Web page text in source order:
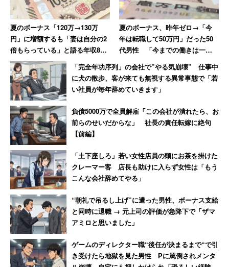
一見すると学習系動画アプリは万能なようですが、あまり
向いていない子どももいます。
多くの子どもを見てきた経験上、「学習系動画アプリで
『ちゃんと勉強ができる』子どもは、感覚的に偏差値55以
上だ」と考えてます。もちろん偏差値55で明確には分けら
れませんが、この偏差値近辺からどうしても「理解力」か
「集中力」のどちらかで限界があるように感じます。
学習系動画は分かりやすく説明してくれますが、「受動的
に聞くのではなく、頭を使って理解しにいく姿勢」が必要
です。停止や繰り返しができると言っても「理解するには
一定の力」が欠かせません。
また、60分から90分の動画を見てノートにまとめ、問題
を解くことに、相当に集中力を要します。目の前に人がい
ると、人間は「見られている」「何か言われる・思われ
る」と程よい緊張感があり、集中力が続きやすいですが、
夏のボーナス「120万→130万
円」に増額するも「妻は自分の2
倍もらっている」と語る年収850
万円の30代男性
夏のボーナス、昨年ゼロ→「今
年は転職して50万円」だった50
代男性 「今までの働きは一体
何だったんだ…」という人も
「完全年功序列」の会社で”やる気崩壊” 仕事中
に犬の散歩、客が来ても無視する異常事態で「若
い社員が毎年辞めていきます」
負債5000万で全員解雇「この会社が潰れたら、お
前らのせいだからな」 社長の責任転嫁に絶句
【前編】
「土下座しろ」若い女性店員の頭にお茶を掛けた
クレーマー客 店長も助けに入らず女性は「もう
こんな会社辞めてやる」
“朝礼で吊るし上げ”に遭った男性、ボーナス支給
と同時に退職 → 元上司の評価が急降下で「ザマ
アミロと思いました」
ゲームのディレクター職“後任が決まるまで“で引
き受けたら地獄を見た男性 Pに罵倒されメンタ